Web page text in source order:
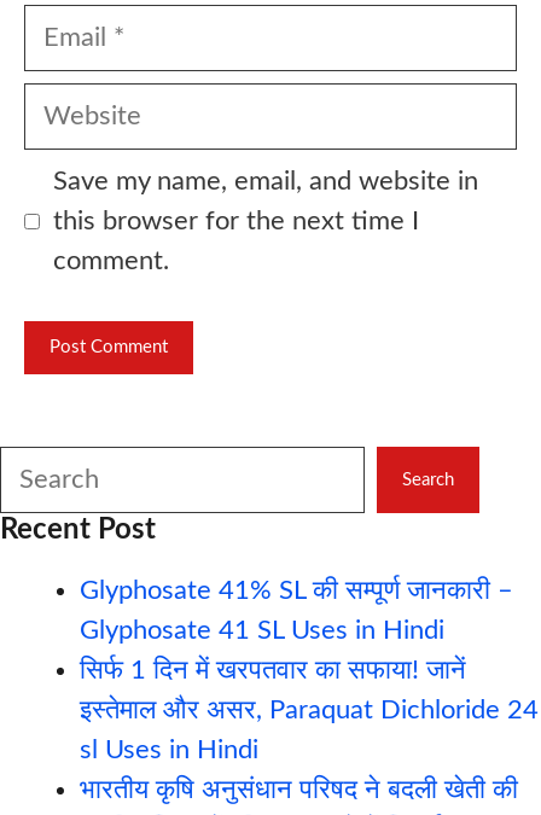
Email
Website
Save my name, email, and website in
this browser for the next time I
comment.
Search
Search
Recent Post
Glyphosate 41% SL की सम्पूर्ण जानकारी –
Glyphosate 41 SL Uses in Hindi
सिर्फ 1 दिन में खरपतवार का सफाया! जानें
इस्तेमाल और असर, Paraquat Dichloride 24
sl Uses in Hindi
भारतीय कृषि अनुसंधान परिषद ने बदली खेती की